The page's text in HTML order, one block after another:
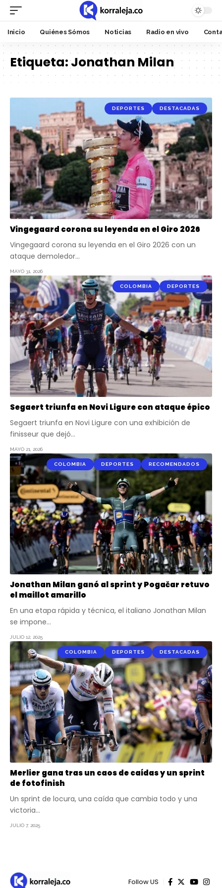
Inicio Quiénes Sómos Noticias Radio en vivo
Etiqueta:Jonathan Milan
DEPORTES DESTACADAS
Vingegaard corona su leyenda en el Giro 2026
Vingegaard corona su leyenda en el Giro 2026 con un
ataque demoledor…
MAYO 31, 2026
COLOMBIA DEPORTES
Segaert triunfa en Novi Ligure con ataque épico
Segaert triunfa en Novi Ligure con una exhibición de
finisseur que dejó…
MAYO 21, 2026
COLOMBIA DEPORTES RECOMENDADOS
Jonathan Milan ganó al sprint y Pogačar retuvo
el maillot amarillo
En una etapa rápida y técnica, el italiano Jonathan Milan
se impone…
JULIO 12, 2025
COLOMBIA DEPORTES DESTACADAS
Merlier gana tras un caos de caídas y un sprint
de fotofinish
Un sprint de locura, una caída que cambia todo y una
victoria…
JULIO 7, 2025
Follow US